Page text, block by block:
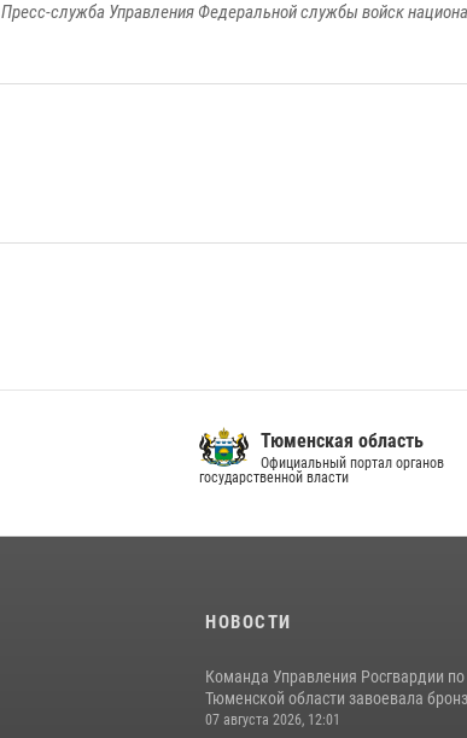
Пресс-служба Управления Федеральной службы войск
Тюменская область
Официальный портал органов
государственной власти
НОВОСТИ
Команда Управления Росгвардии по
Тюменской области завоевала
07 августа 2026, 12:01